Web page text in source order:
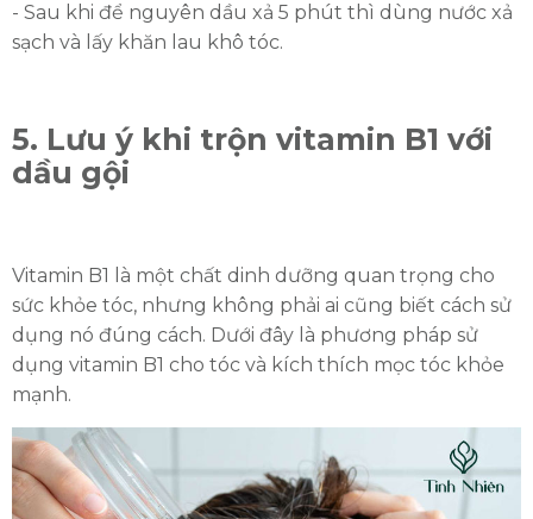
- Sau khi để nguyên dầu xả 5 phút thì dùng nước xả
sạch và lấy khăn lau khô tóc.
5. Lưu ý khi trộn vitamin B1 với
dầu gội
Vitamin B1 là một chất dinh dưỡng quan trọng cho
sức khỏe tóc, nhưng không phải ai cũng biết cách sử
dụng nó đúng cách. Dưới đây là phương pháp sử
dụng vitamin B1 cho tóc và kích thích mọc tóc khỏe
mạnh.